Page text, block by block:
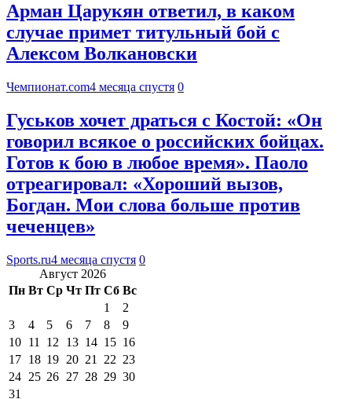
Арман Царукян ответил, в каком
случае примет титульный бой с
Алексом Волкановски
Чемпионат.com4 месяца спустя 0
Гуськов хочет драться с Костой: «Он
говорил всякое о российских бойцах.
Готов к бою в любое время». Паоло
отреагировал: «Хороший вызов,
Богдан. Мои слова больше против
чеченцев»
Sports.ru4 месяца спустя 0
Август 2026
Пн Вт Ср Чт Пт Сб Вс
1
2
3
4 5 6 7 8
9
10 11 12 13 14 15 16
17 18 19 20 21 22 23
24 25 26 27 28 29 30
31